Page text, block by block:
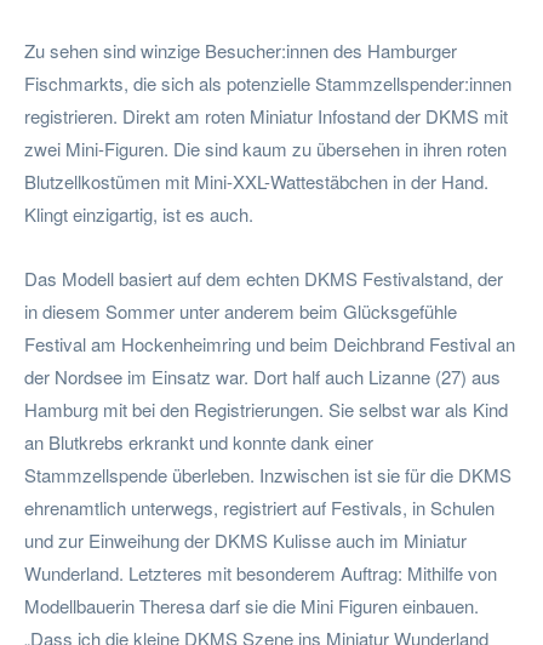
Zu sehen sind winzige Besucher:innen des Hamburger
Fischmarkts, die sich als potenzielle Stammzellspender:innen
registrieren. Direkt am roten Miniatur Infostand der DKMS mit
zwei Mini-Figuren. Die sind kaum zu übersehen in ihren roten
Blutzellkostümen mit Mini-XXL-Wattestäbchen in der Hand.
Klingt einzigartig, ist es auch.
Das Modell basiert auf dem echten DKMS Festivalstand, der
in diesem Sommer unter anderem beim Glücksgefühle
Festival am Hockenheimring und beim Deichbrand Festival an
der Nordsee im Einsatz war. Dort half auch Lizanne (27) aus
Hamburg mit bei den Registrierungen. Sie selbst war als Kind
an Blutkrebs erkrankt und konnte dank einer
Stammzellspende überleben. Inzwischen ist sie für die DKMS
ehrenamtlich unterwegs, registriert auf Festivals, in Schulen
und zur Einweihung der DKMS Kulisse auch im Miniatur
Wunderland. Letzteres mit besonderem Auftrag: Mithilfe von
Modellbauerin Theresa darf sie die Mini Figuren einbauen.
„Dass ich die kleine DKMS Szene ins Miniatur Wunderland